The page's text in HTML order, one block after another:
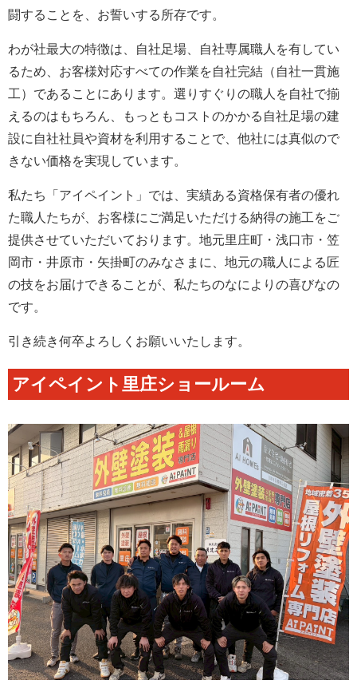
闘することを、お誓いする所存です。
わが社最大の特徴は、自社足場、自社専属職人を有してい
るため、お客様対応すべての作業を自社完結（自社一貫施
工）であることにあります。選りすぐりの職人を自社で揃
えるのはもちろん、もっともコストのかかる自社足場の建
設に自社社員や資材を利用することで、他社には真似ので
きない価格を実現しています。
私たち「アイペイント」では、実績ある資格保有者の優れ
た職人たちが、お客様にご満足いただける納得の施工をご
提供させていただいております。地元里庄町・浅口市・笠
岡市・井原市・矢掛町のみなさまに、地元の職人による匠
の技をお届けできることが、私たちのなによりの喜びなの
です。
引き続き何卒よろしくお願いいたします。
アイペイント里庄ショールーム